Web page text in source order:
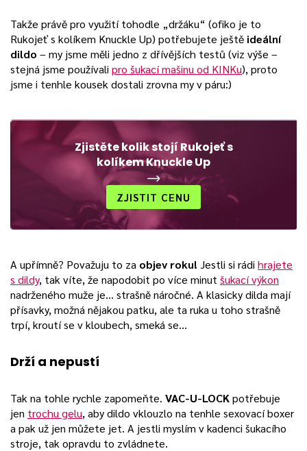
Takže právě pro využití tohodle „držáku“ (ofiko je to
Rukojeť s kolíkem Knuckle Up) potřebujete ještě ideální
dildo – my jsme měli jedno z dřívějších testů (viz výše –
stejná jsme používali pro šukací mašinu od KINKu), proto
jsme i tenhle kousek dostali zrovna my v páru:)
Zjistěte kolik stojí Rukojeť s
kolíkem Knuckle Up
ZJISTIT CENU
A upřímně? Považuju to za objev roku! Jestli si rádi hrajete
s dildy, tak víte, že napodobit po více minut šukací výkon
nadrženého muže je… strašně náročné. A klasicky dilda mají
přísavky, možná nějakou patku, ale ta ruka u toho strašně
trpí, kroutí se v kloubech, smeká se…
Drží a nepustí
Tak na tohle rychle zapomeňte. VAC-U-LOCKpotřebuje
jen trochu gelu, aby dildo vklouzlo na tenhle sexovací boxer
a pak už jen můžete jet. A jestli myslím v kadenci šukacího
stroje, tak opravdu to zvládnete.